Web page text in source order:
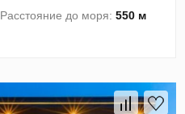
Расстояние до моря:550 м